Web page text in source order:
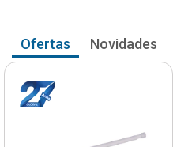
Ofertas Novidades